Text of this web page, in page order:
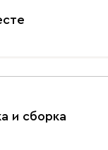
690
и сборка